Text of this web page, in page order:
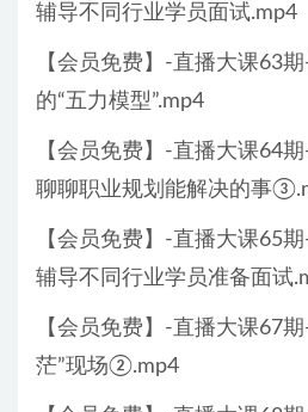
辅导不同行业学员面试.mp4
【会员免费】-直播大课63
的“五力模型”.mp4
【会员免费】-直播大课64
聊聊职业规划能解决的事
【会员免费】-直播大课65
辅导不同行业学员准备面试
【会员免费】-直播大课67
茫”现场②.mp4